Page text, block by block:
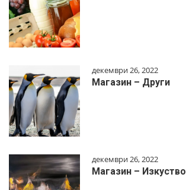
декември 26, 2022
Магазин – Други
декември 26, 2022
Магазин – Изкуство